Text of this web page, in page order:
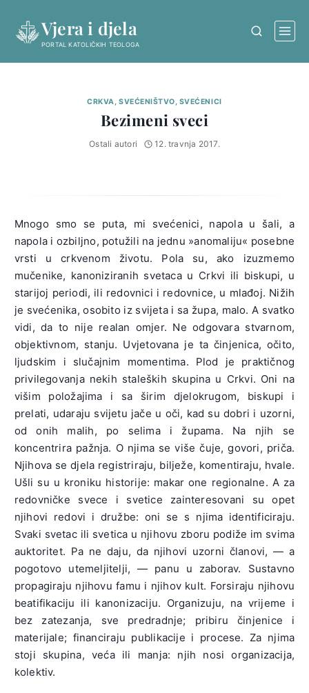
content
Vjera i djela
PORTAL KATOLIČKIH TEOLOGA
CRKVA, SVEĆENIŠTVO, SVEĆENICI
Bezimeni sveci
Ostali autori 12. travnja 2017.
Mnogo smo se puta, mi svećenici, napola u šali, a
napola i ozbiljno, potužili na jednu »anomaliju« posebne
vrsti u crkvenom životu. Pola su, ako izuzmemo
mučenike, kanoniziranih svetaca u Crkvi ili biskupi, u
starijoj periodi, ili redovnici i redovnice, u mlađoj. Nižih
je svećenika, osobito iz svijeta i sa župa, malo. A svatko
vidi, da to nije realan omjer. Ne odgovara stvarnom,
objektivnom, stanju. Uvjetovana je ta činjenica, očito,
ljudskim i slučajnim momentima. Plod je praktičnog
privilegovanja nekih staleških skupina u Crkvi. Oni na
višim položajima i sa širim djelokrugom, biskupi i
prelati, udaraju svijetu jače u oči, kad su dobri i uzorni,
od onih malih, po selima i župama. Na njih se
koncentrira pažnja. O njima se više čuje, govori, priča.
Njihova se djela registriraju, bilježe, komentiraju, hvale.
Ušli su u kroniku historije: makar one regionalne. A za
redovničke svece i svetice zainteresovani su opet
njihovi redovi i družbe: oni se s njima identificiraju.
Svaki svetac ili svetica u njihovu zboru podiže im svima
auktoritet. Pa ne daju, da njihovi uzorni članovi, — a
pogotovo utemeljitelji, — panu u zaborav. Sustavno
propagiraju njihovu famu i njihov kult. Forsiraju njihovu
beatifikaciju ili kanonizaciju. Organizuju, na vrijeme i
bez zatezanja, sve predradnje; pribiru činjenice i
materijale; financiraju publikacije i procese. Za njima
stoji skupina, veća ili manja: njih nosi organizacija,
kolektiv.